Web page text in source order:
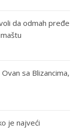
da odmah pređe
sa Blizancima,
je najveći